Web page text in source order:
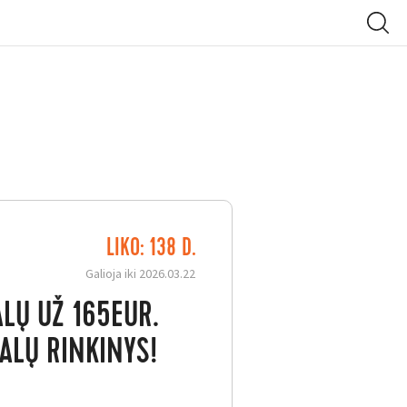
LIKO: 138 D.
Galioja iki 2026.03.22
UŽ 165EUR.
RINKINYS!